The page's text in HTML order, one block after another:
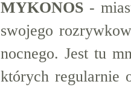
MYKONOS -
swojego
nocnego. Jest tu
których regularnie